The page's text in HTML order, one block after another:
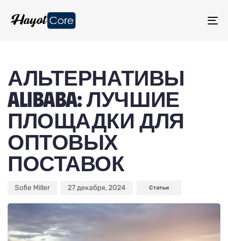
АЛЬТЕРНАТИВЫ
ALIBABA: ЛУЧШИЕ
ПЛОЩАДКИ ДЛЯ
ОПТОВЫХ
ПОСТАВОК
Sofie Miller 27 декабря, 2024 Статьи